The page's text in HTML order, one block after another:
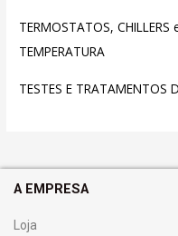
TERMOSTATOS, CHILLERS
TEMPERATURA
TESTES E TRATAMENTOS
A EMPRESA
Loja